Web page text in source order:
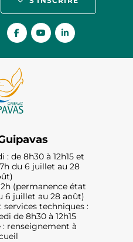
de 8h30 à 12h15 et
du 6 juillet au 28
(permanence état
6 juillet au 28 août)
techniques :
de 8h30 à 12h15
renseignement à